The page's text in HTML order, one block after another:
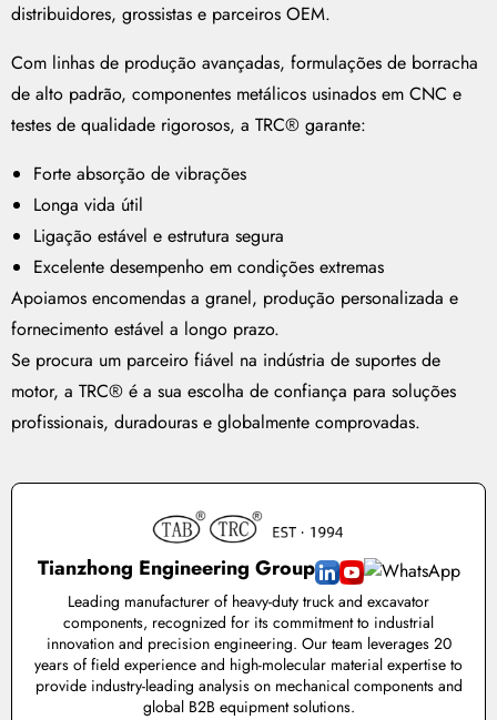
distribuidores, grossistas e parceiros OEM.
Com linhas de produção avançadas, formulações de borracha
de alto padrão, componentes metálicos usinados em CNC e
testes de qualidade rigorosos, a TRC® garante:
Forte absorção de vibrações
Longa vida útil
Ligação estável e estrutura segura
Excelente desempenho em condições extremas
Apoiamos encomendas a granel, produção personalizada e
fornecimento estável a longo prazo.
Se procura um parceiro fiável na indústria de suportes de
motor, a TRC® é a sua escolha de confiança para soluções
profissionais, duradouras e globalmente comprovadas.
Tianzhong Engineering Group
Leading manufacturer of heavy-duty truck and excavator
components, recognized for its commitment to industrial
innovation and precision engineering. Our team leverages 20
years of field experience and high-molecular material expertise to
provide industry-leading analysis on mechanical components and
global B2B equipment solutions.